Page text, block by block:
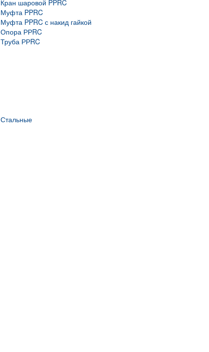
Кран шаровой PPRC
Муфта PPRC
Муфта PPRC с накид гайкой
Опора РРRC
Труба РРRC
Стальные